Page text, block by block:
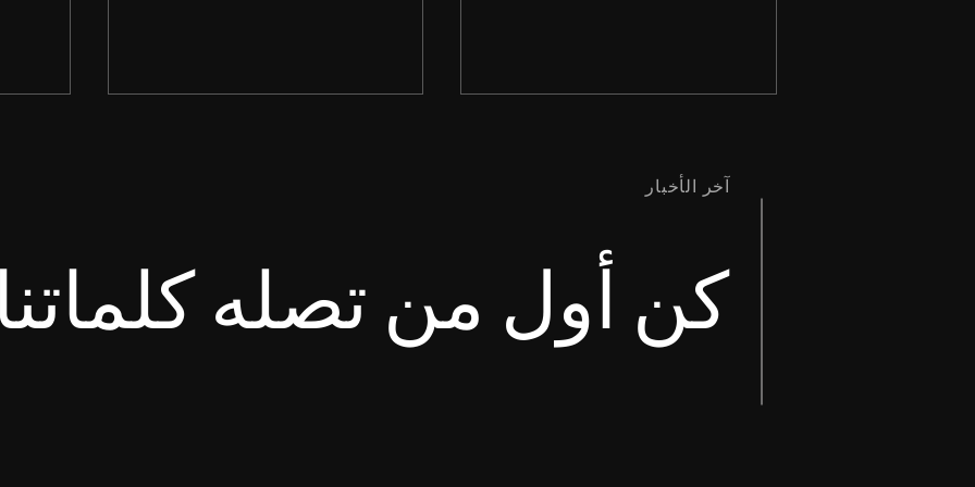
وَإِنَّمَا إِنْ كَانَ أَحَدُكُمْ تُعْوِزُهُ حِكْمَةٌ،
فَلْيَطْلُبْ مِنَ اللهِ الَّذِي يُعْطِي
الْجَمِيعَ بِسَخَاءٍ وَلاَ يُعَيِّرُ، فَسَيُعْطَى
انْتَظِرِ الرَّبَّ. لِيَتَشَدَّدْ وَلْيَتَشَجَّعْ
قَلْبُكَ، وَانْتَظِرِ الرَّبَّ. سفر
لأَنَّ
آخر الأخبار
كن أول من تصله كلماتنا